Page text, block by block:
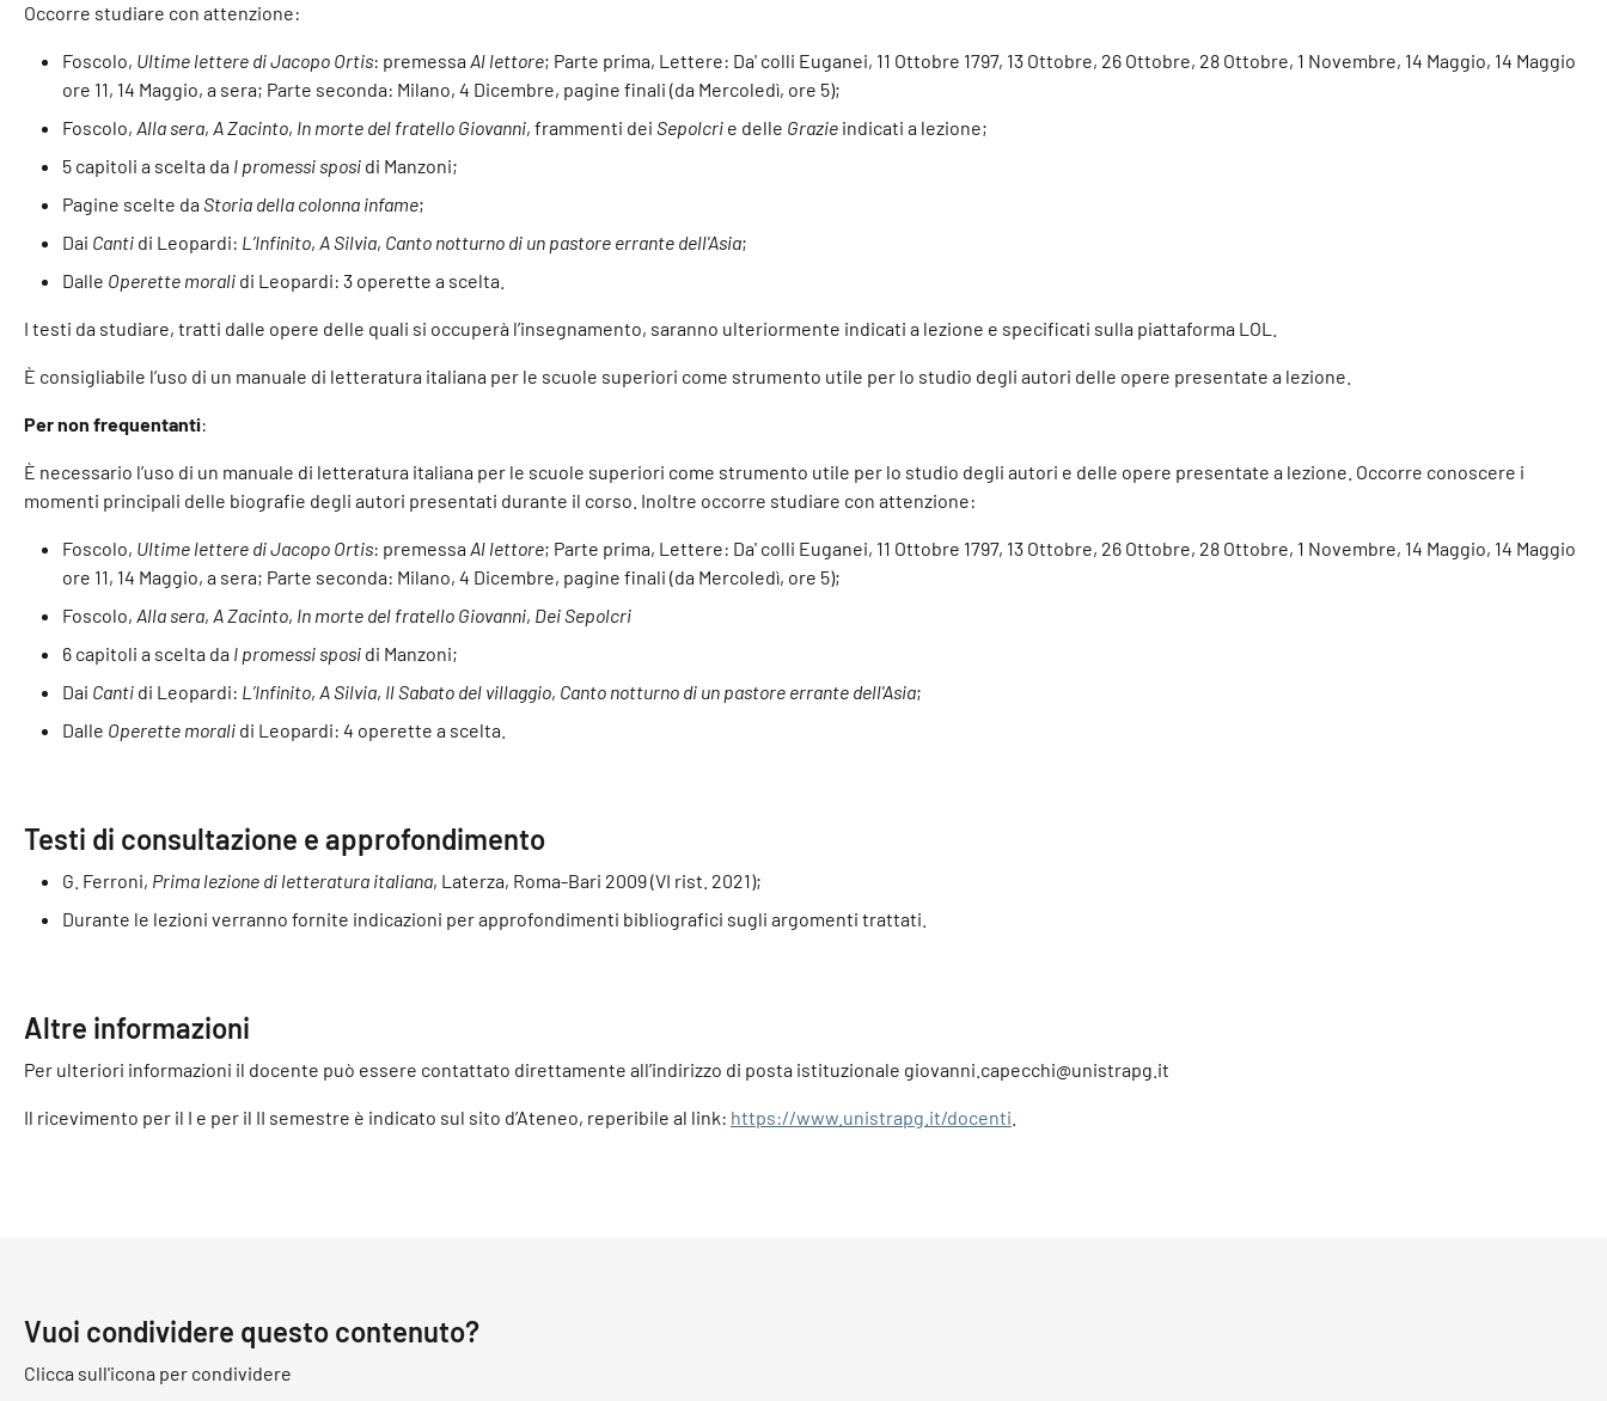
Occorre studiare con attenzione:
Foscolo, Ultime lettere di Jacopo Ortis: premessa Al lettore; Parte prima, Lettere: Da' colli Euganei, 11 Ottobre 1797, 13 Ottobre, 26 Ottobre, 28 Ottobre, 1 Novembre, 14 Maggio, 14 Maggio
ore 11, 14 Maggio, a sera; Parte seconda: Milano, 4 Dicembre, pagine finali (da Mercoledì, ore 5);
Foscolo, Alla sera, A Zacinto, In morte del fratello Giovanni, frammenti dei Sepolcri e delle Grazie indicati a lezione;
5 capitoli a scelta da I promessi sposi di Manzoni;
Pagine scelte da Storia della colonna infame;
Dai Canti di Leopardi: L’Infinito, A Silvia, Canto notturno di un pastore errante dell'Asia;
Dalle Operette morali di Leopardi: 3 operette a scelta.
I testi da studiare, tratti dalle opere delle quali si occuperà l’insegnamento, saranno ulteriormente indicati a lezione e specificati sulla piattaforma LOL.
È consigliabile l’uso di un manuale di letteratura italiana per le scuole superiori come strumento utile per lo studio degli autori delle opere presentate a lezione.
Per non frequentanti:
È necessario l’uso di un manuale di letteratura italiana per le scuole superiori come strumento utile per lo studio degli autori e delle opere presentate a lezione. Occorre conoscere i
momenti principali delle biografie degli autori presentati durante il corso. Inoltre occorre studiare con attenzione:
Foscolo, Ultime lettere di Jacopo Ortis: premessa Al lettore; Parte prima, Lettere: Da' colli Euganei, 11 Ottobre 1797, 13 Ottobre, 26 Ottobre, 28 Ottobre, 1 Novembre, 14 Maggio, 14 Maggio
ore 11, 14 Maggio, a sera; Parte seconda: Milano, 4 Dicembre, pagine finali (da Mercoledì, ore 5);
Foscolo, Alla sera, A Zacinto, In morte del fratello Giovanni, Dei Sepolcri
6 capitoli a scelta da I promessi sposi di Manzoni;
Dai Canti di Leopardi: L’Infinito, A Silvia, Il Sabato del villaggio, Canto notturno di un pastore errante dell'Asia;
Dalle Operette morali di Leopardi: 4 operette a scelta.
Testi di consultazione e approfondimento
G. Ferroni, Prima lezione di letteratura italiana, Laterza, Roma-Bari 2009 (VI rist. 2021);
Durante le lezioni verranno fornite indicazioni per approfondimenti bibliografici sugli argomenti trattati.
Altre informazioni
Per ulteriori informazioni il docente può essere contattato direttamente all’indirizzo di posta istituzionale giovanni.capecchi@unistrapg.it
Il ricevimento per il I e per il II semestre è indicato sul sito d’Ateneo, reperibile al link: https://www.unistrapg.it/docenti
Vuoi condividere questo contenuto?
Clicca sull'icona per condividere